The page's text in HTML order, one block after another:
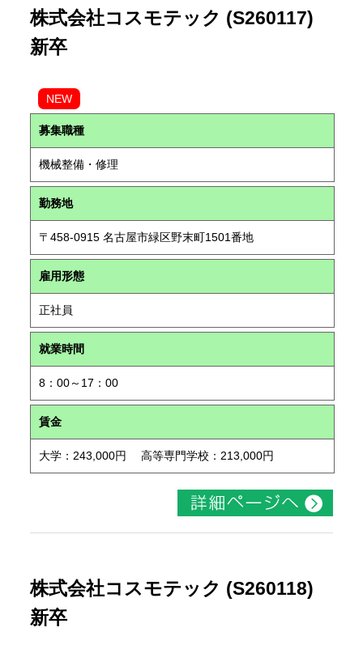
株式会社コスモテック (S260117)
新卒
NEW
募集職種
機械整備・修理
勤務地
〒458-0915 名古屋市緑区野末町1501番地
雇用形態
正社員
就業時間
8：00～17：00
賃金
大学：243,000円 高等専門学校：213,000円
株式会社コスモテック (S260118)
新卒